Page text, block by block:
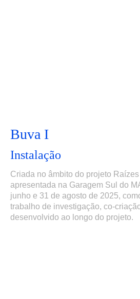
Buva I
Instalação
Criada no âmbito do projeto
apresentada na Garagem Sul do
junho e 31 de agosto de 2025,
trabalho de investigação, co-
desenvolvido ao longo do projeto.